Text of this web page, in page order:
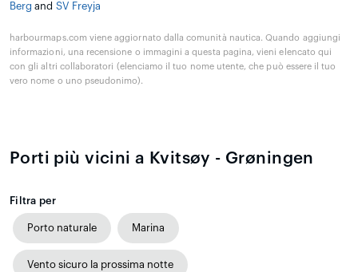
Berg and SV Freyja
harbourmaps.com viene aggiornato dalla comunità nautica. Quando aggiungi
informazioni, una recensione o immagini a questa pagina, vieni elencato qui
con gli altri collaboratori (elenciamo il tuo nome utente, che può essere il tuo
vero nome o uno pseudonimo).
Porti più vicini a Kvitsøy - Grøningen
Filtra per
Porto naturale Marina
Vento sicuro la prossima notte